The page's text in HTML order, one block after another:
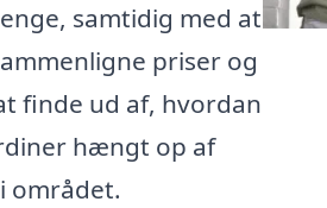
samtidig med at
priser og
finde ud af, hvordan
hængt op af
området.